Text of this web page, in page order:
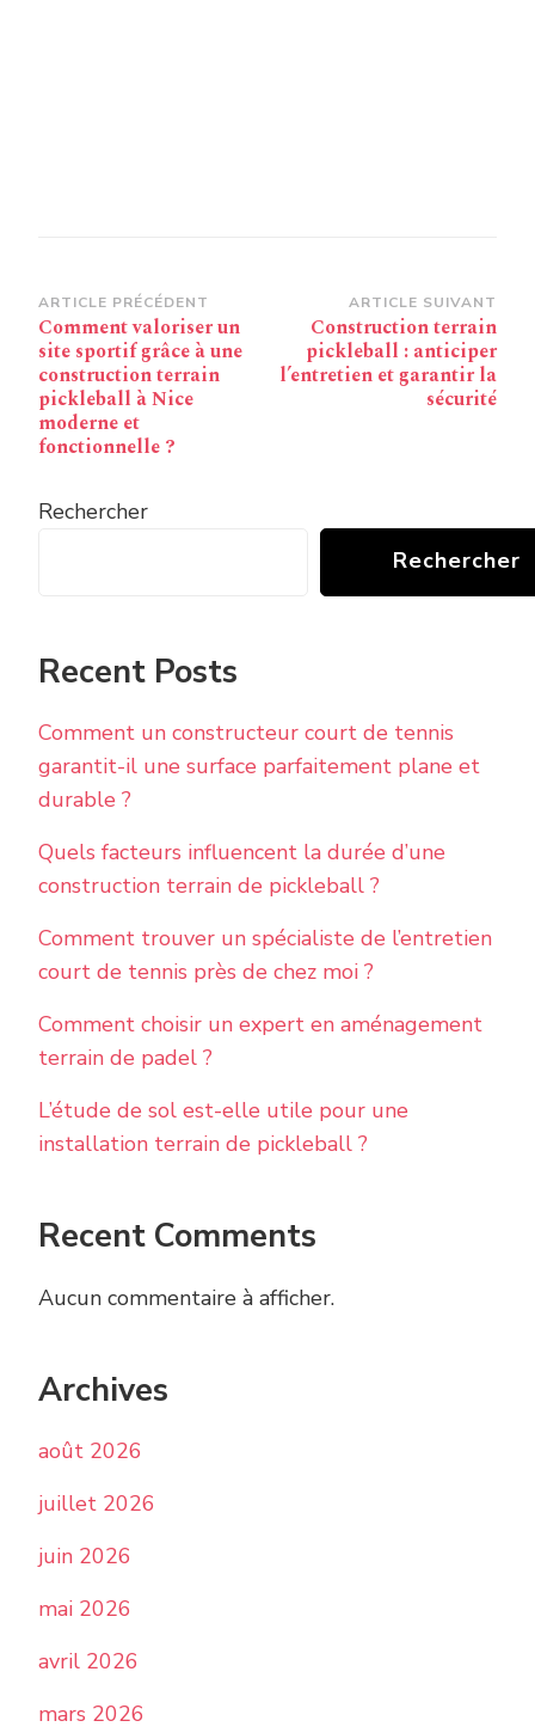
Navigation
d’article
ARTICLE PRÉCÉDENT
Comment valoriser un
site sportif grâce à une
construction terrain
pickleball à Nice
moderne et
fonctionnelle ?
ARTICLE SUIVANT
Construction terrain
pickleball : anticiper
l’entretien et garantir la
sécurité
Rechercher
Rechercher
Recent Posts
Comment un constructeur court de tennis
garantit-il une surface parfaitement plane et
durable ?
Quels facteurs influencent la durée d’une
construction terrain de pickleball ?
Comment trouver un spécialiste de l’entretien
court de tennis près de chez moi ?
Comment choisir un expert en aménagement
terrain de padel ?
L’étude de sol est-elle utile pour une
installation terrain de pickleball ?
Recent Comments
Aucun commentaire à afficher.
Archives
août 2026
juillet 2026
juin 2026
mai 2026
avril 2026
mars 2026